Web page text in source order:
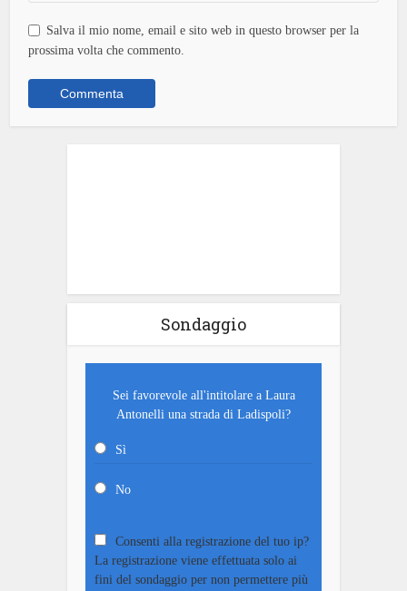
Salva il mio nome, email e sito web in questo browser per la
prossima volta che commento.
Sondaggio
Sei favorevole all'intitolare a Laura
Antonelli una strada di Ladispoli?
Sì
No
Consenti alla registrazione del tuo ip?
La registrazione viene effettuata solo ai
fini del sondaggio per non permettere più